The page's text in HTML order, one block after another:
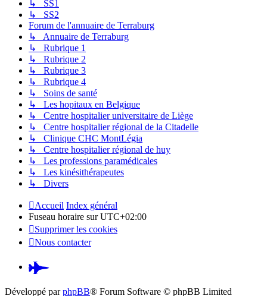
↳ SS1
↳ SS2
Forum de l'annuaire de Terraburg
↳ Annuaire de Terraburg
↳ Rubrique 1
↳ Rubrique 2
↳ Rubrique 3
↳ Rubrique 4
↳ Soins de santé
↳ Les hopitaux en Belgique
↳ Centre hospitalier universitaire de Liège
↳ Centre hospitalier régional de la Citadelle
↳ Clinique CHC MontLégia
↳ Centre hospitalier régional de huy
↳ Les professions paramédicales
↳ Les kinésithérapeutes
↳ Divers
Accueil Index général
Fuseau horaire surUTC+02:00
Supprimer les cookies
Nous contacter
Pardus.at
(S’ouvre
Développé parphpBB® Forum Software © phpBB Limited